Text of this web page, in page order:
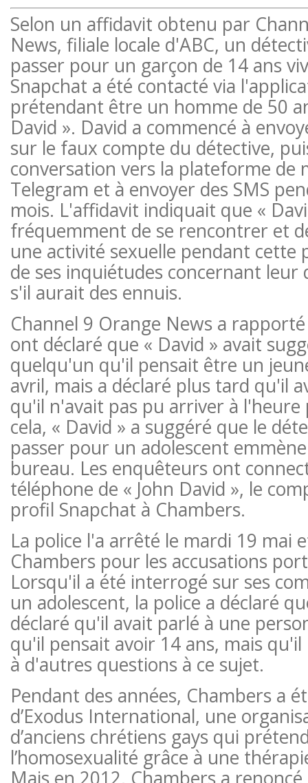
Selon un affidavit obtenu par
News, filiale locale d'ABC, un
passer pour un garçon de 14 ans
Snapchat a été contacté via
prétendant être un homme de 50
David ». David a commencé à
sur le faux compte du détective,
conversation vers la plateforme de
Telegram et à envoyer des SMS
mois. L'affidavit indiquait que «
fréquemment de se rencontrer et
une activité sexuelle pendant cette
de ses inquiétudes concernant leur
s'il aurait des ennuis.
Channel 9 Orange News a
ont déclaré que « David » avait
quelqu'un qu'il pensait être un
avril, mais a déclaré plus tard qu'il
qu'il n'avait pas pu arriver à l'heure
cela, « David » a suggéré que le
passer pour un adolescent
bureau. Les enquêteurs ont
téléphone de « John David », le
profil Snapchat à Chambers.
La police l'a arrêté le mardi 19 mai
Chambers pour les accusations
Lorsqu'il a été interrogé sur ses
un adolescent, la police a déclaré
déclaré qu'il avait parlé à une
qu'il pensait avoir 14 ans, mais
à d'autres questions à ce sujet.
Pendant des années, Chambers a
d’Exodus International, une
d’anciens chrétiens gays qui
l’homosexualité grâce à une
Mais en 2012, Chambers a